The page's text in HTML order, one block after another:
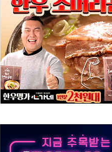
약 부족 현실화
원 동해안 강한 비 이어져
거차에 치여 사망
2명 숨져
결혼 페널티' 22개 과제 손본다
명 사망·1명 실종
제적 시민 연대로 목소리 내야"
들 체포